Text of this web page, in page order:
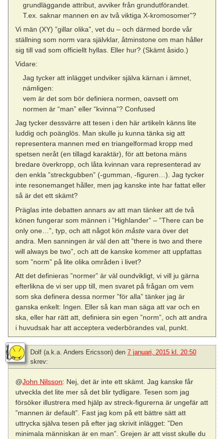
grundläggande attribut, avviker från grundutförandet.
T.ex. saknar mannen en av två viktiga X-kromosomer”?
Vi män (XY) ”gillar olika”, vet du – och därmed borde vår
ställning som norm vara självklar, åtminstone om man håller
sig till vad som officiellt hyllas. Eller hur? (Skämt åsido.)
Vidare:
Jag tycker att inlägget undviker själva kärnan i ämnet,
nämligen:
vem är det som bör definiera normen, oavsett om
normen är “man” eller “kvinna”? Confused
Jag tycker dessvärre att tesen i den här artikeln känns lite
luddig och poänglös. Man skulle ju kunna tänka sig att
representera mannen med en triangelformad kropp med
spetsen neråt (en tillagd karaktär), för att betona mäns
bredare överkropp, och låta kvinnan vara representerad av
den enkla ”streckgubben” (-gumman, -figuren…). Jag tycker
inte resonemanget håller, men jag kanske inte har fattat eller
så är det ett skämt?
Präglas inte debatten annars av att man tänker att de två
könen fungerar som männen i ”Highlander” – ”There can be
only one…”, typ, och att något könmåste vara över det
andra. Men sanningen är väl den att ”there is two and there
will always be two”, och att de kanske kommer att uppfattas
som ”norm” på lite olika områden i livet?
Att det definieras ”normer” är väl oundvikligt, vi vill ju gärna
efterlikna de vi ser upp till, men svaret på frågan om vem
som ska definera dessa normer ”för alla” tänker jag är
ganska enkelt: Ingen. Eller så kan man säga att var och en
ska, eller har rätt att, definiera sin egen ”norm”, och att andra
i huvudsak har att acceptera vederbörandes val, punkt.
Dolf (a.k.a. Anders Ericsson) den 7 januari, 2015 kl. 20:50
skrev:
@John Nilsson: Nej, det är inte ett skämt. Jag kanske får
utveckla det lite mer så det blir tydligare. Tesen som jag
försöker illustrera med hjälp av streck-figurerna är ungefär att
”mannen är default”. Fast jag kom på ett bättre sätt att
uttrycka själva tesen på efter jag skrivit inlägget: ”Den
minimala människan är en man”. Grejen är att visst skulle du